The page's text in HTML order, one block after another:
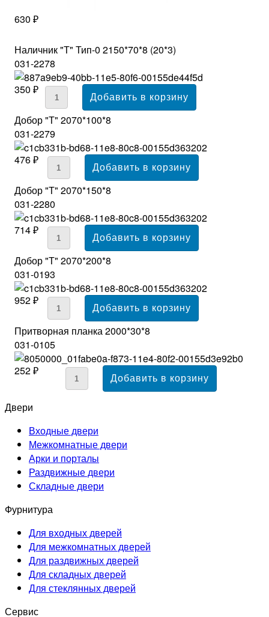
630 ₽
Наличник "Т" Тип-0 2150*70*8 (20*3)
031-2278
350 ₽
Добор "Т" 2070*100*8
031-2279
476 ₽
Добор "Т" 2070*150*8
031-2280
714 ₽
Добор "Т" 2070*200*8
031-0193
952 ₽
Притворная планка 2000*30*8
031-0105
252 ₽
Двери
Входные двери
Межкомнатные двери
Арки и порталы
Раздвижные двери
Складные двери
Фурнитура
Для входных дверей
Для межкомнатных дверей
Для раздвижных дверей
Для складных дверей
Для стеклянных дверей
Сервис